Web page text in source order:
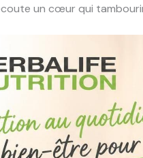
un cœur qui